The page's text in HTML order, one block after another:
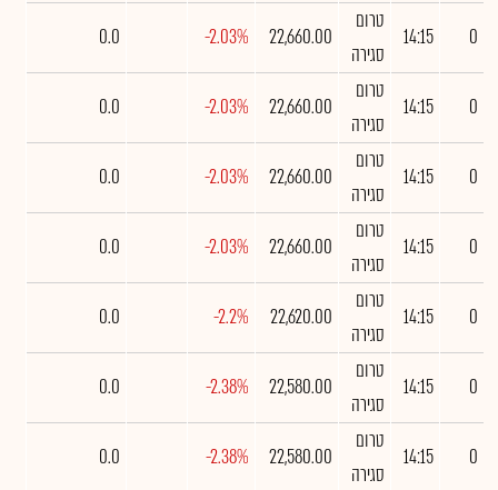
0
14:15
טרום
סגירה
22,660.00
-2.03%
0.0
0
14:15
טרום
סגירה
22,660.00
-2.03%
0.0
0
14:15
טרום
סגירה
22,660.00
-2.03%
0.0
0
14:15
טרום
סגירה
22,660.00
-2.03%
0.0
0
14:15
טרום
סגירה
22,620.00
-2.2%
0.0
0
14:15
טרום
סגירה
22,580.00
-2.38%
0.0
0
14:15
טרום
סגירה
22,580.00
-2.38%
0.0